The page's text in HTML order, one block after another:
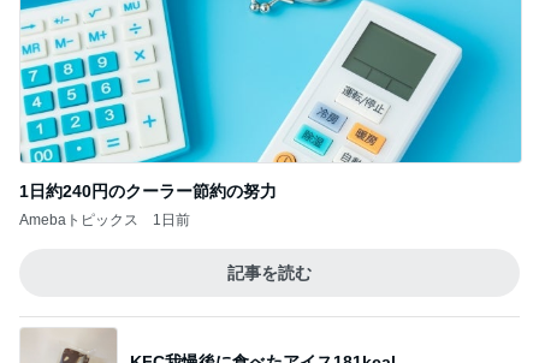
1日約240円のクーラー節約の努力
Amebaトピックス 1日前
記事を読む